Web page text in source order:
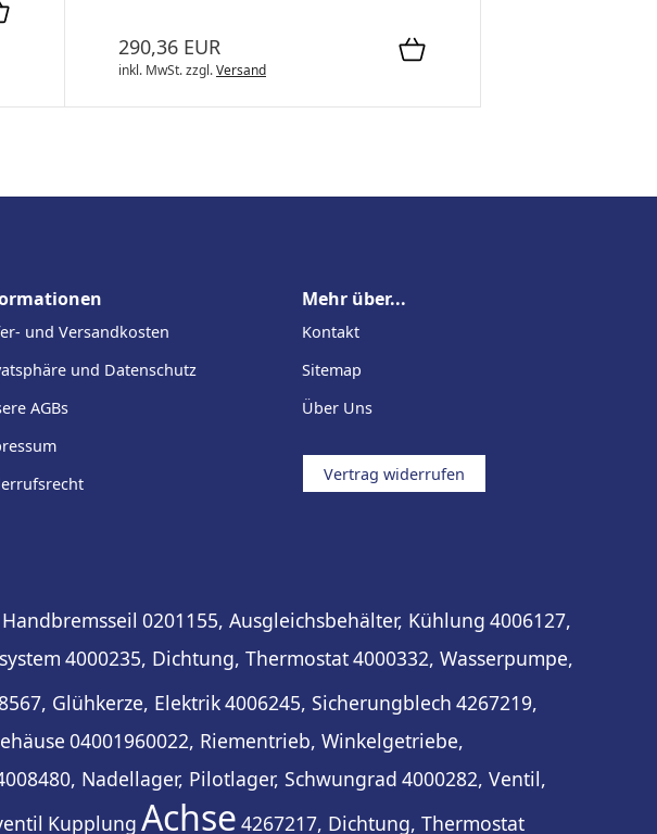
290,36 EUR
inkl. MwSt.zzgl.Versand
und Versandkosten
und Datenschutz
AGBs
Mehr über...
Kontakt
Sitemap
Über Uns
Vertrag widerrufen
0201155, Ausgleichsbehälter, Kühlung 4006127,
4000235, Dichtung, Thermostat4000332, Wasserpumpe,
Glühkerze, Elektrik4006245, Sicherungblech 4267219,
04001960022, Riementrieb, Winkelgetriebe,
Nadellager, Pilotlager, Schwungrad 4000282, Ventil,
Kupplung Achse 4267217, Dichtung, Thermostat